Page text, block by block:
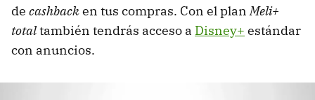
de cashbacken tus compras. Con el plan Meli+
totaltambién tendrás acceso a Disney+ estándar
con anuncios.